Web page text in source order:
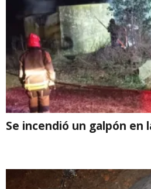
Se incendió un galpón en